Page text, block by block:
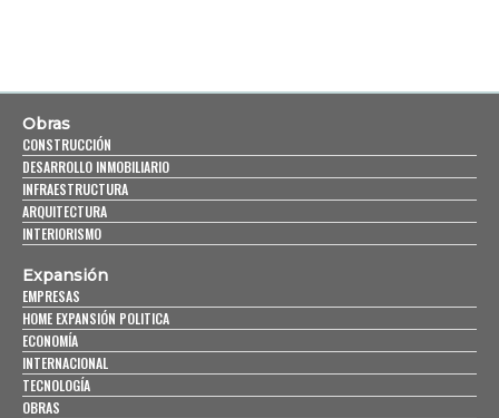
Obras
CONSTRUCCIÓN
DESARROLLO INMOBILIARIO
INFRAESTRUCTURA
ARQUITECTURA
INTERIORISMO
Expansión
EMPRESAS
HOME EXPANSIÓN POLITICA
ECONOMÍA
INTERNACIONAL
TECNOLOGÍA
OBRAS